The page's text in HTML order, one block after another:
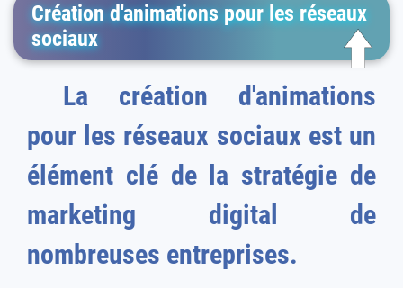
Création d'animations pour les réseaux
sociaux
La création d'animations
pour les réseaux sociaux est un
élément clé de la stratégie de
marketing digital de
nombreuses entreprises.